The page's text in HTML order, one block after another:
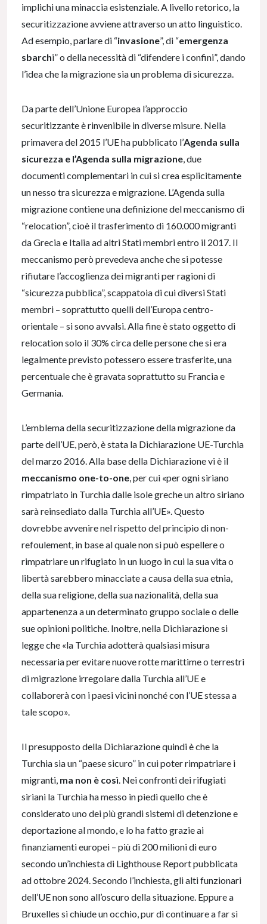
implichi una minaccia esistenziale. A livello retorico, la
securitizzazione avviene attraverso un atto linguistico.
Ad esempio, parlare di “invasione”, di “emergenza
sbarchi” o della necessità di “difendere i confini”, dando
l’idea che la migrazione sia un problema di sicurezza.
Da parte dell’Unione Europea l’approccio
securitizzante è rinvenibile in diverse misure. Nella
primavera del 2015 l’UE ha pubblicato l’Agenda sulla
sicurezza e l’Agenda sulla migrazione, due
documenti complementari in cui si crea esplicitamente
un nesso tra sicurezza e migrazione. L’Agenda sulla
migrazione contiene una definizione del meccanismo di
“relocation”, cioè il trasferimento di 160.000 migranti
da Grecia e Italia ad altri Stati membri entro il 2017. Il
meccanismo però prevedeva anche che si potesse
rifiutare l’accoglienza dei migranti per ragioni di
“sicurezza pubblica”, scappatoia di cui diversi Stati
membri – soprattutto quelli dell’Europa centro-
orientale – si sono avvalsi. Alla fine è stato oggetto di
relocation solo il 30% circa delle persone che si era
legalmente previsto potessero essere trasferite, una
percentuale che è gravata soprattutto su Francia e
Germania.
L’emblema della securitizzazione della migrazione da
parte dell’UE, però, è stata la Dichiarazione UE-Turchia
del marzo 2016. Alla base della Dichiarazione vi è il
meccanismo one-to-one, per cui «per ogni siriano
rimpatriato in Turchia dalle isole greche un altro siriano
sarà reinsediato dalla Turchia all’UE». Questo
dovrebbe avvenire nel rispetto del principio di non-
refoulement, in base al quale non si può espellere o
rimpatriare un rifugiato in un luogo in cui la sua vita o
libertà sarebbero minacciate a causa della sua etnia,
della sua religione, della sua nazionalità, della sua
appartenenza a un determinato gruppo sociale o delle
sue opinioni politiche. Inoltre, nella Dichiarazione si
legge che «la Turchia adotterà qualsiasi misura
necessaria per evitare nuove rotte marittime o terrestri
di migrazione irregolare dalla Turchia all’UE e
collaborerà con i paesi vicini nonché con l’UE stessa a
tale scopo».
Il presupposto della Dichiarazione quindi è che la
Turchia sia un “paese sicuro” in cui poter rimpatriare i
migranti, ma non è così. Nei confronti dei rifugiati
siriani la Turchia ha messo in piedi quello che è
considerato uno dei più grandi sistemi di detenzione e
deportazione al mondo, e lo ha fatto grazie ai
finanziamenti europei – più di 200 milioni di euro
secondo un’inchiesta di Lighthouse Report pubblicata
ad ottobre 2024. Secondo l’inchiesta, gli alti funzionari
dell’UE non sono all’oscuro della situazione. Eppure a
Bruxelles si chiude un occhio, pur di continuare a far sì